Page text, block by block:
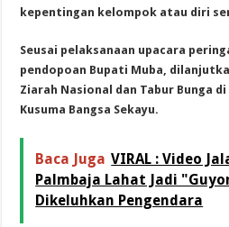
kepentingan kelompok atau diri
Seusai pelaksanaan upacara
pendopoan Bupati Muba,
Ziarah Nasional dan Tabur Bunga
Kusuma Bangsa Sekayu.
Baca Juga VIRAL : Video
Palmbaja Lahat Jadi
Dikeluhkan Pengendara